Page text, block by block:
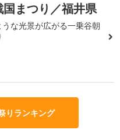
まつり／福井県
な光景が広がる一乗谷朝
りランキング